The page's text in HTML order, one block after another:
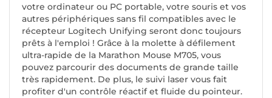
votre ordinateur ou PC portable, votre souris et vos
autres périphériques sans fil compatibles avec le
récepteur Logitech Unifying seront donc toujours
prêts à l'emploi ! Grâce à la molette à défilement
ultra-rapide de la Marathon Mouse M705, vous
pouvez parcourir des documents de grande taille
très rapidement. De plus, le suivi laser vous fait
profiter d'un contrôle réactif et fluide du pointeur.